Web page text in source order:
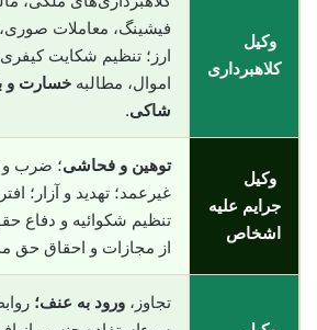
وکیل
کلاهبرداری
فیشینگ، معاملات صوری،
ارز؛ تنظیم شکایت
اموال، مطالبه خسارت و
شاکی.
وکیل
جرایم علیه
اشخاص
توهین و فحاشی؛ ضرب
غیرعمد؛ تهدید و آزار؛
تنظیم شکوائیه و دفاع
از مجازات و احقاق حق
تجاوز، ورود به عنف؛